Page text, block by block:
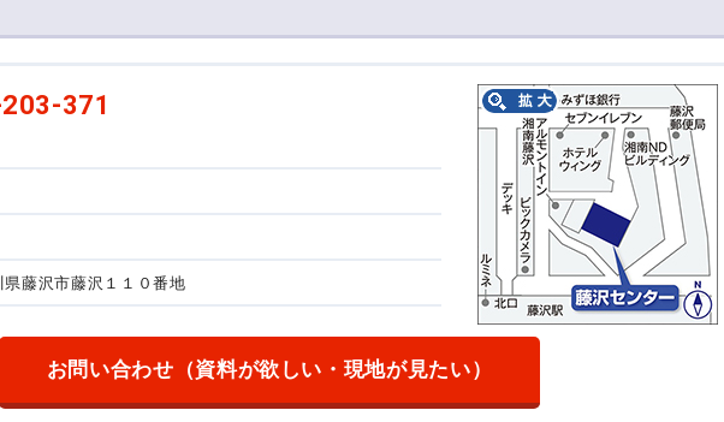
371
藤沢市藤沢１１０番地
お問い合わせ （資料が欲しい・現地が見たい）